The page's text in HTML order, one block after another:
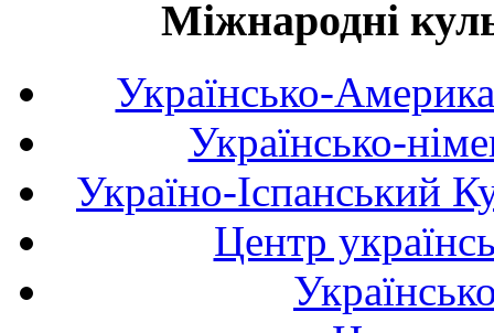
Міжнародні
Українсько-
Українсько-
Україно-Іспанський
Центр